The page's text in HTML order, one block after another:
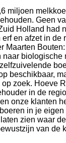
miljoen
Geen
Holland had
en afzet in de
Maarten
biologische
beschikbaar,
zoek. Hoeve
in de
onze klanten
in je
zien waar
van de